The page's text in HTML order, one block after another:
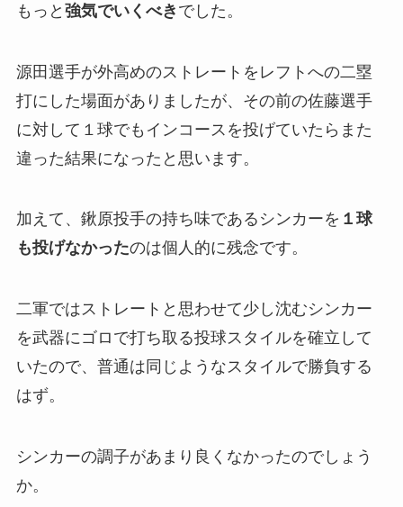
もっと 強気でいくべき でした。
源田選手が外高めのストレートをレフトへの二塁
打にした場面がありましたが、その前の佐藤選手
に対して１球でもインコースを投げていたらまた
違った結果になったと思います。
加えて、鍬原投手の持ち味であるシンカーを １球
も投げなかったのは個人的に残念です。
二軍ではストレートと思わせて少し沈むシンカー
を武器にゴロで打ち取る投球スタイルを確立して
いたので、普通は同じようなスタイルで勝負する
はず。
シンカーの調子があまり良くなかったのでしょう
か。